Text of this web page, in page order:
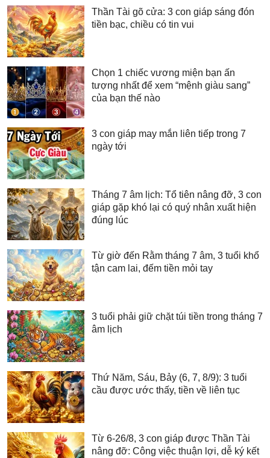
Thần Tài gõ cửa: 3 con giáp sáng đón
tiền bạc, chiều có tin vui
Chọn 1 chiếc vương miện bạn ấn
tượng nhất để xem “mệnh giàu sang”
của bạn thế nào
3 con giáp may mắn liên tiếp trong 7
ngày tới
Tháng 7 âm lịch: Tổ tiên nâng đỡ, 3 con
giáp gặp khó lại có quý nhân xuất hiện
đúng lúc
Từ giờ đến Rằm tháng 7 âm, 3 tuổi khổ
tận cam lai, đếm tiền mỏi tay
3 tuổi phải giữ chặt túi tiền trong tháng 7
âm lịch
Thứ Năm, Sáu, Bảy (6, 7, 8/9): 3 tuổi
cầu được ước thấy, tiền về liên tục
Từ 6-26/8, 3 con giáp được Thần Tài
nâng đỡ: Công việc thuận lợi, dễ ký kết